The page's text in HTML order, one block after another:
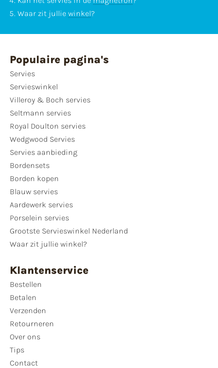
Waar zit jullie winkel?
Populaire pagina's
Servies
Servieswinkel
Villeroy & Boch servies
Seltmann servies
Royal Doulton servies
Wedgwood Servies
Servies aanbieding
Bordensets
Borden kopen
Blauw servies
Aardewerk servies
Porselein servies
Grootste Servieswinkel Nederland
Waar zit jullie winkel?
Klantenservice
Bestellen
Betalen
Verzenden
Retourneren
Over ons
Tips
Contact